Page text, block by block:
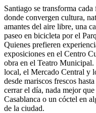
Santiago se transforma
donde convergen cultura,
amantes del aire libre, una
paseo en bicicleta por el
Quienes prefieren
exposiciones en el Centro
obra en el Teatro Municipal.
local, el Mercado Central y
desde mariscos frescos
cerrar el día, nada mejor
Casablanca o un cóctel en
de la ciudad.